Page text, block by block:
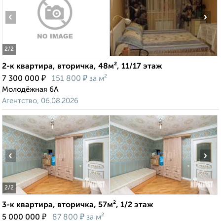
2/2
‹ ›
2-к квартира, вторичка, 48м², 11/17 этаж
7 300 000 ₽ 151 800 ₽ за м²
Молодёжная 6А
Агентство, 06.08.2026
2/2
‹ ›
3-к квартира, вторичка, 57м², 1/2 этаж
5 000 000 ₽ 87 800 ₽ за м²